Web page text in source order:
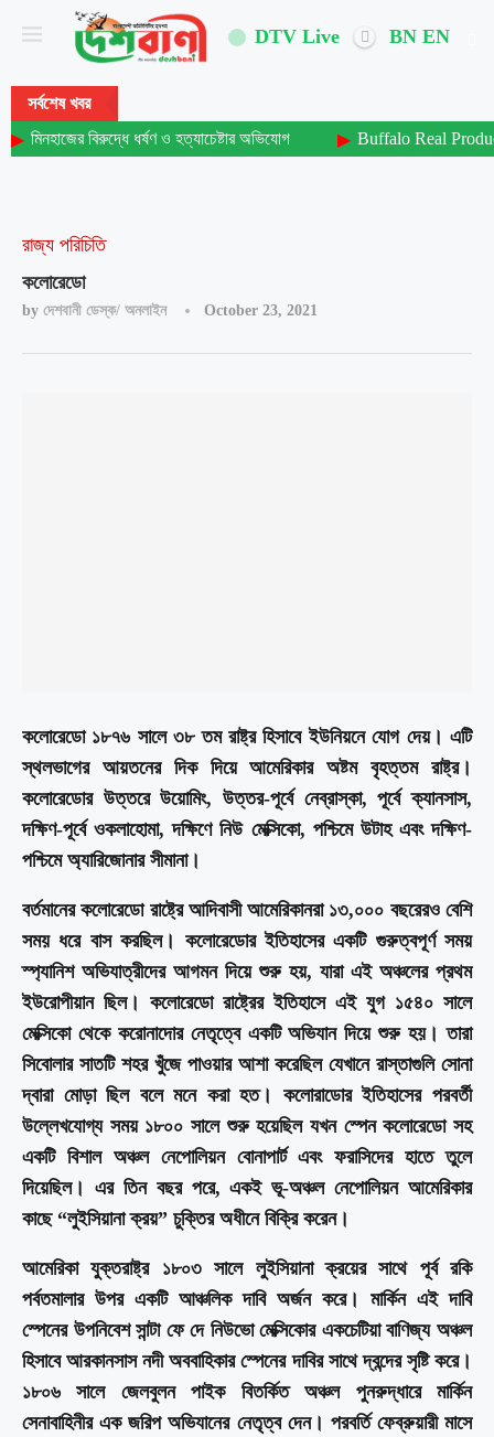
DTV Live BN EN
সর্বশেষ খবর
মিনহাজের বিরুদ্ধে ধর্ষণ ও হত্যাচেষ্টার অভিযোগ
Buffalo Real
রাজ্য পরিচিতি
কলোরেডো
by দেশবানী ডেস্ক/ অনলাইন October 23, 2021
কলোরেডো ১৮৭৬ সালে ৩৮ তম রাষ্ট্র হিসাবে ইউনিয়নে যোগ দেয়। এটি
স্থলভাগের আয়তনের দিক দিয়ে আমেরিকার অষ্টম বৃহত্তম রাষ্ট্র।
কলোরেডোর উত্তরে উয়োমিং, উত্তর-পূর্বে নেব্রাস্কা, পূর্বে ক্যানসাস,
দক্ষিণ-পূর্বে ওকলাহোমা, দক্ষিণে নিউ মেক্সিকো, পশ্চিমে উটাহ এবং দক্ষিণ-
পশ্চিমে অ্যারিজোনার সীমানা।
বর্তমানের কলোরেডো রাষ্ট্রে আদিবাসী আমেরিকানরা ১৩,০০০ বছরেরও বেশি
সময় ধরে বাস করছিল। কলোরেডোর ইতিহাসের একটি গুরুত্বপূর্ণ সময়
স্প্যানিশ অভিযাত্রীদের আগমন দিয়ে শুরু হয়, যারা এই অঞ্চলের প্রথম
ইউরোপীয়ান ছিল। কলোরেডো রাষ্ট্রের ইতিহাসে এই যুগ ১৫৪০ সালে
মেক্সিকো থেকে করোনাদোর নেতৃত্বে একটি অভিযান দিয়ে শুরু হয়। তারা
সিবোলার সাতটি শহর খুঁজে পাওয়ার আশা করেছিল যেখানে রাস্তাগুলি সোনা
দ্বারা মোড়া ছিল বলে মনে করা হত। কলোরাডোর ইতিহাসের পরবর্তী
উল্লেখযোগ্য সময় ১৮০০ সালে শুরু হয়েছিল যখন স্পেন কলোরেডো সহ
একটি বিশাল অঞ্চল নেপোলিয়ন বোনাপার্ট এবং ফরাসিদের হাতে তুলে
দিয়েছিল। এর তিন বছর পরে, একই ভূ-অঞ্চল নেপোলিয়ন আমেরিকার
কাছে “লুইসিয়ানা ক্রয়” চুক্তির অধীনে বিক্রি করেন।
আমেরিকা যুক্তরাষ্ট্র ১৮০৩ সালে লুইসিয়ানা ক্রয়ের সাথে পূর্ব রকি
পর্বতমালার উপর একটি আঞ্চলিক দাবি অর্জন করে। মার্কিন এই দাবি
স্পেনের উপনিবেশ সান্টা ফে দে নিউভো মেক্সিকোর একচেটিয়া বাণিজ্য অঞ্চল
হিসাবে আরকানসাস নদী অববাহিকার স্পেনের দাবির সাথে দ্বন্দের সৃষ্টি করে।
১৮০৬ সালে জেলবুলন পাইক বিতর্কিত অঞ্চল পুনরুদ্ধারে মার্কিন
সেনাবাহিনীর এক জরিপ অভিযানের নেতৃত্ব দেন। পরবর্তি ফেব্রুয়ারী মাসে